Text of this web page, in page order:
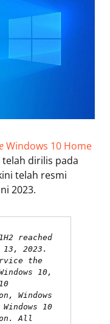
Windows 10 Home
telah dirilis pada
telah resmi
2023.
reached
2023.
the
10,
Windows
10
All